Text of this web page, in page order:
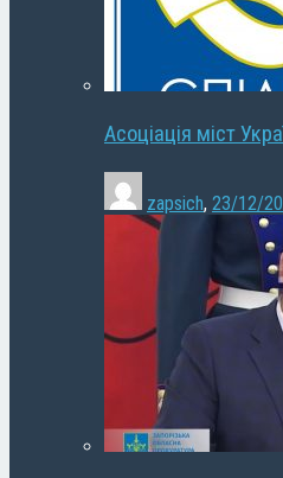
Асоціація міст
zapsich, 23/12/